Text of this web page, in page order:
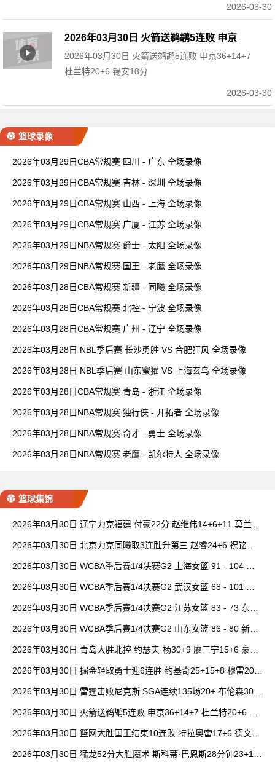
2026-03-30
2026年03月30日 火箭送鹈鹕5连败 申京
36+14+7 杜兰特20+6 锡安18分
2026年03月30日 火箭送鹈鹕5连败 申京36+14+7
杜兰特20+6 锡安18分
2026-03-30
篮球录像
2026年03月29日CBA常规赛 四川 - 广东 全场录像
2026年03月29日CBA常规赛 吉林 - 深圳 全场录像
2026年03月29日CBA常规赛 山西 - 上海 全场录像
2026年03月29日CBA常规赛 广厦 - 江苏 全场录像
2026年03月29日NBA常规赛 爵士 - 太阳 全场录像
2026年03月29日NBA常规赛 国王 - 老鹰 全场录像
2026年03月28日CBA常规赛 新疆 - 同曦 全场录像
2026年03月28日CBA常规赛 北控 - 宁波 全场录像
2026年03月28日CBA常规赛 广州 - 辽宁 全场录像
2026年03月28日 NBL季后赛 长沙勇胜 VS 合肥狂风 全场录像
2026年03月28日 NBL季后赛 山东蜜獾 VS 上海玄鸟 全场录像
2026年03月28日CBA常规赛 青岛 - 浙江 全场录像
2026年03月28日NBA常规赛 独行侠 - 开拓者 全场录像
2026年03月28日NBA常规赛 奇才 - 勇士 全场录像
2026年03月28日NBA常规赛 老鹰 - 凯尔特人 全场录像
篮球集锦
2026年03月30日 辽宁力克福建 付豪22分 赵继伟14+6+11 莫兰德
2026年03月30日 北京力克同曦取3连胜升第三 赵睿24+6 祝铭震1
2026年03月30日 WCBA季后赛1/4决赛G2 上海女篮 91 - 104 四
2026年03月30日 WCBA季后赛1/4决赛G2 武汉女篮 68 - 101 山
2026年03月30日 WCBA季后赛1/4决赛G2 江苏女篮 83 - 73 东莞
2026年03月30日 WCBA季后赛1/4决赛G2 山东女篮 86 - 80 新疆
2026年03月30日 青岛大胜北控 约瑟夫·杨30+9 廖三宁15+6 豪斯
2026年03月30日 掘金轻取勇士迎6连胜 约基奇25+15+8 穆雷20+
2026年03月30日 雷霆击败尼克斯 SGA连续135场20+ 布伦森30分
2026年03月30日 火箭送鹈鹕5连败 申京36+14+7 杜兰特20+6 锡
2026年03月30日 篮网大胜国王结束10连败 特拉奥雷17+6 德文·
2026年03月30日 猛龙52分大胜魔术 斯科蒂·巴恩斯28分钟23+15